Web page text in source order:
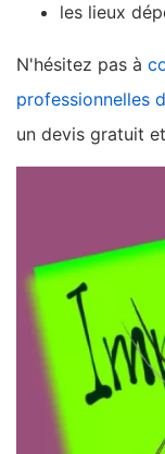
les lieux
N'hésitez pas à
professionnelles
un devis gratuit